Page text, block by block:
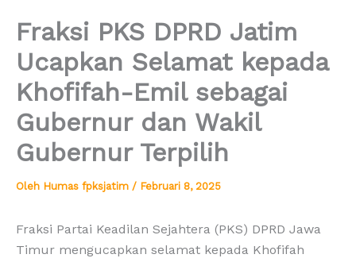
Fraksi PKS DPRD Jatim
Ucapkan Selamat kepada
Khofifah-Emil sebagai
Gubernur dan Wakil
Gubernur Terpilih
Oleh Humas fpksjatim / Februari 8, 2025
Fraksi Partai Keadilan Sejahtera (PKS) DPRD Jawa
Timur mengucapkan selamat kepada Khofifah